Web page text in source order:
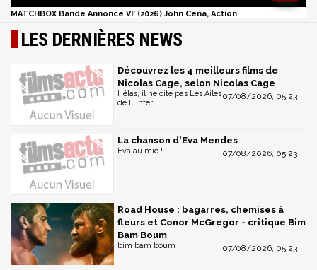
MATCHBOX Bande Annonce VF (2026) John Cena, Action
LES DERNIÈRES NEWS
Découvrez les 4 meilleurs films de
Nicolas Cage, selon Nicolas Cage
07/08/2026, 05:23
Hélas, il ne cite pas Les Ailes
de l'Enfer...
La chanson d'Eva Mendes
07/08/2026, 05:23
Eva au mic !
Road House : bagarres, chemises à
fleurs et Conor McGregor - critique Bim
Bam Boum
07/08/2026, 05:23
bim bam boum